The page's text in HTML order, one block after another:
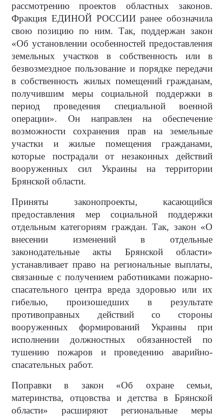
рассмотрению проектов областных законов.
Фракция ЕДИНОЙ РОССИИ ранее обозначила
свою позицию по ним. Так, поддержан закон
«Об установлении особенностей предоставления
земельных участков в собственность или в
безвозмездное пользование и порядке передачи
в собственность жилых помещений гражданам,
получившим меры социальной поддержки в
период проведения специальной военной
операции». Он направлен на обеспечение
возможности сохранения прав на земельные
участки и жилые помещения гражданами,
которые пострадали от незаконных действий
вооруженных сил Украины на территории
Брянской области.
Приняты законопроекты, касающийся
предоставления мер социальной поддержки
отдельным категориям граждан. Так, закон «О
внесении изменений в отдельные
законодательные акты Брянской области»
устанавливает право на региональные выплаты,
связанные с получением работниками пожарно-
спасательного центра вреда здоровью или их
гибелью, произошедших в результате
противоправных действий со стороны
вооруженных формирований Украины при
исполнении должностных обязанностей по
тушению пожаров и проведению аварийно-
спасательных работ.
Поправки в закон «Об охране семьи,
материнства, отцовства и детства в Брянской
области» расширяют региональные меры